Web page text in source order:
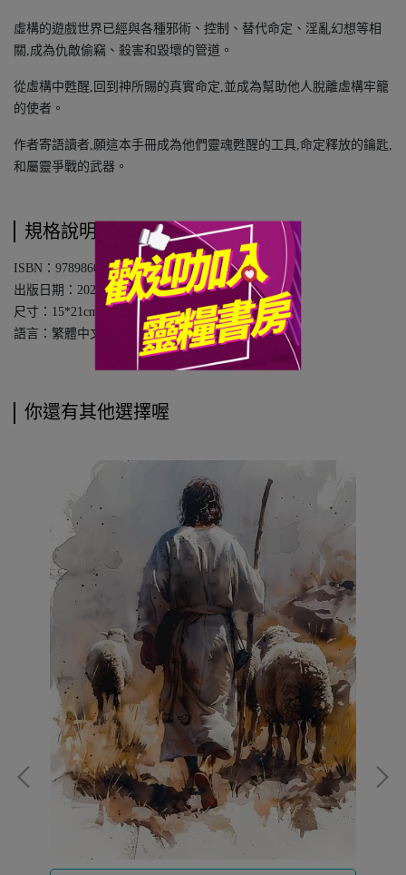
虛構的遊戲世界已經與各種邪術、控制、替代命定、淫亂幻想等相
關,成為仇敵偷竊、殺害和毀壞的管道。
從虛構中甦醒,回到神所賜的真實命定,並成為幫助他人脫離虛構牢籠
的使者。
作者寄語讀者,願這本手冊成為他們靈魂甦醒的工具,命定釋放的鑰匙,
和屬靈爭戰的武器。
規格說明
ISBN：9789860789799
出版日期：20250701
尺寸：15*21cm
語言：繁體中文
你還有其他選擇喔